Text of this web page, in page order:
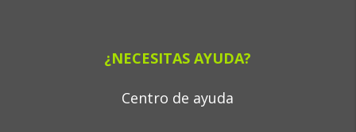
¿NECESITAS AYUDA?
Centro de ayuda